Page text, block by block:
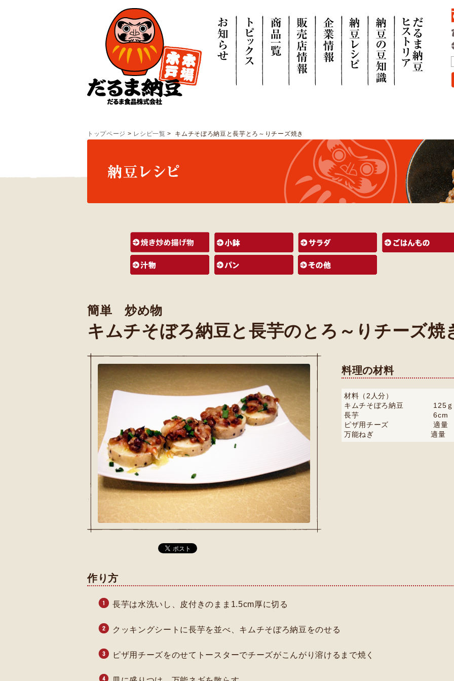
トップページ > レシピ一覧 > キムチそぼろ納豆と長芋とろ～りチーズ焼き
簡単 炒め物
キムチそぼろ納豆と長芋のとろ～りチーズ焼
料理の材料
材料（2人分）
キムチそぼろ納豆 125ｇ
長芋 6cm
ピザ用チーズ 適量
万能ねぎ 適量
作り方
長芋は水洗いし、皮付きのまま1.5cm厚に切る
クッキングシートに長芋を並べ、キムチそぼろ納豆をのせる
ピザ用チーズをのせてトースターでチーズがこんがり溶けるまで焼く